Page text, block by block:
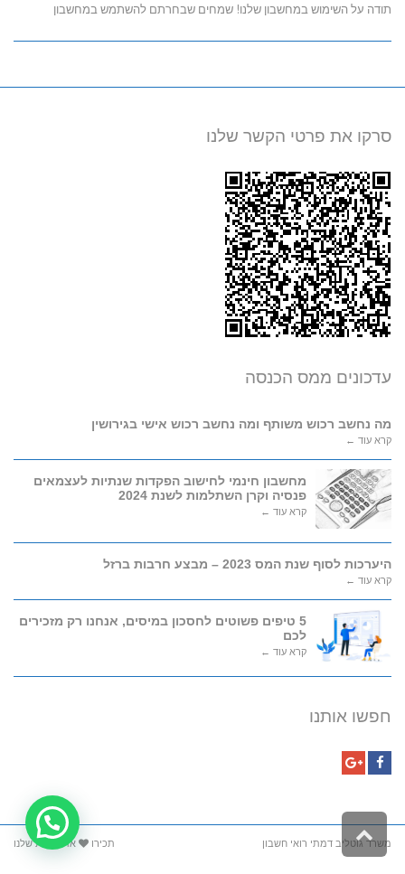
תודה על השימוש במחשבון שלנו! שמחים שבחרתם להשתמש במחשבון
סרקו את פרטי הקשר שלנו
עדכונים ממס הכנסה
מה נחשב רכוש משותף ומה נחשב רכוש אישי בגירושין
קרא עוד ←
מחשבון חינמי לחישוב הפקדות שנתיות לעצמאים
פנסיה וקרן השתלמות לשנת 2024
קרא עוד ←
היערכות לסוף שנת המס 2023 – מבצע חרבות ברזל
קרא עוד ←
5 טיפים פשוטים לחסכון במיסים, אנחנו רק מזכירים
לכם
קרא עוד ←
חפשו אותנו
משרד גוטליב דמתי רואי חשבון תכירו את הצוות שלנו